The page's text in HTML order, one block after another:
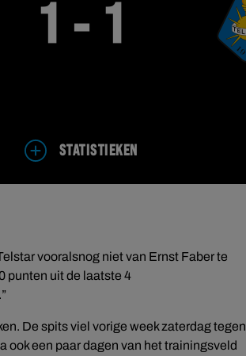
1 - 1
STATISTIEKEN
vooralsnog niet van Ernst Faber te
punten uit de laatste 4
De spits viel vorige week zaterdag tegen
ook een paar dagen van het trainingsveld